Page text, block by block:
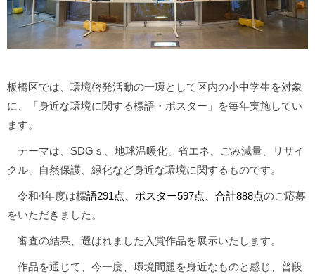
板橋区では、環境啓発活動の一環として区内の小中学生を対象
に、「身近な環境に関する標語・ポスター」を毎年実施してい
ます。
テーマは、SDGｓ、地球温暖化、省エネ、ごみ減量、リサイ
クル、自然保護、緑化など身近な環境に関するものです。
令和4年度は標語291点、ポスター597点、合計888点のご応募
をいただきました。
審査の結果、選ばれました入賞作品を展示いたします。
作品を通じて、今一度、環境問題を身近なものと感じ、普段